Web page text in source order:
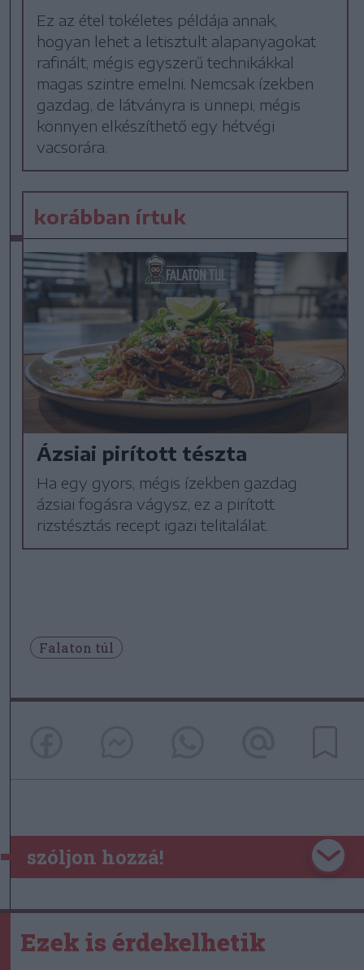
Ez az étel tökéletes példája annak,
hogyan lehet a letisztult alapanyagokat
rafinált, mégis egyszerű technikákkal
magas szintre emelni. Nemcsak ízekben
gazdag, de látványra is ünnepi, mégis
könnyen elkészíthető egy hétvégi
vacsorára.
korábban írtuk
Ázsiai pirított tészta
Ha egy gyors, mégis ízekben gazdag
ázsiai fogásra vágysz, ez a pirított
rizstésztás recept igazi telitalálat.
Falaton túl
szóljon hozzá!
Ezek is érdekelhetik